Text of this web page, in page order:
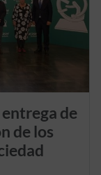
de
de los